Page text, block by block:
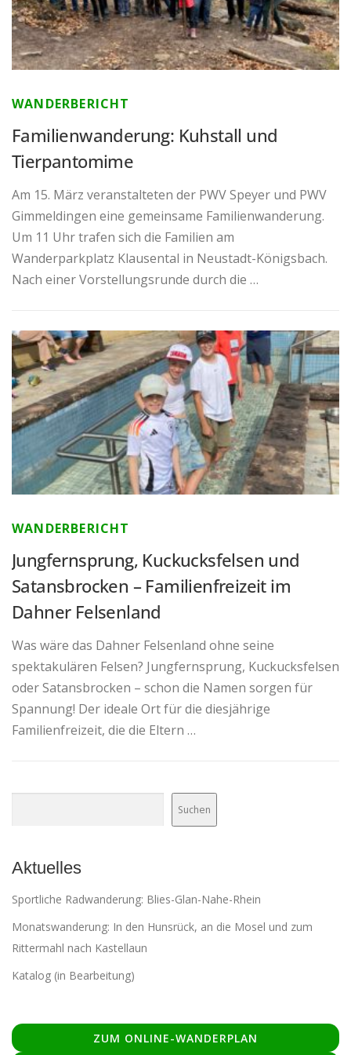
WANDERBERICHT
Familienwanderung: Kuhstall und
Tierpantomime
Am 15. März veranstalteten der PWV Speyer und PWV
Gimmeldingen eine gemeinsame Familienwanderung.
Um 11 Uhr trafen sich die Familien am
Wanderparkplatz Klausental in Neustadt-Königsbach.
Nach einer Vorstellungsrunde durch die …
WANDERBERICHT
Jungfernsprung, Kuckucksfelsen und
Satansbrocken – Familienfreizeit im
Dahner Felsenland
Was wäre das Dahner Felsenland ohne seine
spektakulären Felsen? Jungfernsprung, Kuckucksfelsen
oder Satansbrocken – schon die Namen sorgen für
Spannung! Der ideale Ort für die diesjährige
Familienfreizeit, die die Eltern …
Suchen
Aktuelles
Sportliche Radwanderung: Blies-Glan-Nahe-Rhein
Monatswanderung: In den Hunsrück, an die Mosel und zum
Rittermahl nach Kastellaun
Katalog (in Bearbeitung)
ZUM ONLINE-WANDERPLAN